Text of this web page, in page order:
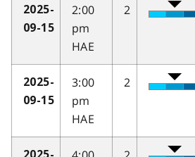
2025-
09-15
2:00
pm
HAE
2
2025-
09-15
3:00
pm
HAE
2